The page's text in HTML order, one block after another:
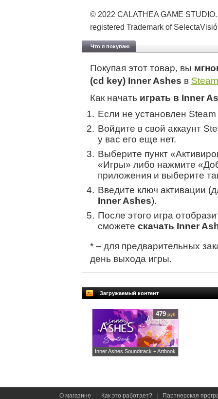
© 2022 CALATHEA GAME
registered Trademark of
Что я покупаю
Покупая этот товар, вы
(cd key) Inner Ashes в Steam
Как начать играть в Inner
Если не установлен
Войдите в свой аккаунт
у вас его еще нет.
Выберите пункт
«Игры» либо нажмите
приложения и выберите
Введите ключ активации
Inner Ashes).
После этого игра
сможете скачать Inner
* – для предварительных
день выхода игры.
Загружаемый контент
Inner Ashes Soundtrack + Artbook
479 руб
О магазине Как это работает? Партнерская